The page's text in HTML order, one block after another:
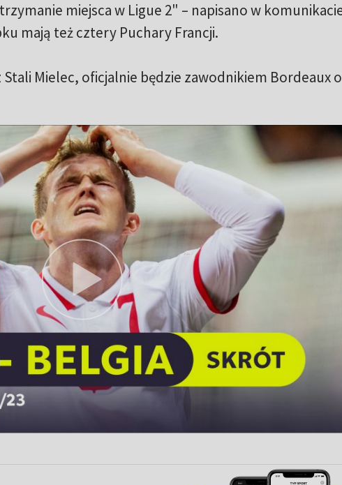
miejsca w Ligue 2" – napisano w
mają też cztery Puchary Francji.
Mielec, oficjalnie będzie zawodnikiem Bordeaux